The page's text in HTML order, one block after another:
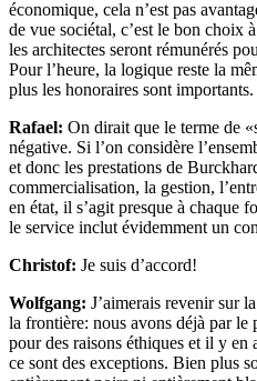
économique, cela n’est pas
de vue sociétal, c’est le bon choix
les architectes seront rémunérés
Pour l’heure, la logique reste la
plus les honoraires sont importants.
Rafael: On dirait que le terme de
négative. Si l’on considère
et donc les prestations de
commercialisation, la gestion,
en état, il s’agit presque à chaque
le service inclut évidemment un
Christof: Je suis d’accord!
Wolfgang: J’aimerais revenir sur
la frontière: nous avons déjà par le
pour des raisons éthiques et il y en
ce sont des exceptions. Bien plus